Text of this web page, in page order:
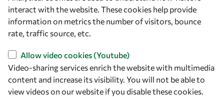
interact with the website. These cookies help provide
information on metrics the number of visitors, bounce
rate, traffic source, etc.
Allow video cookies (Youtube)
Video-sharing services enrich the website with multimedia
content and increase its visibility. You will not be able to
view videos on our website if you disable these cookies.